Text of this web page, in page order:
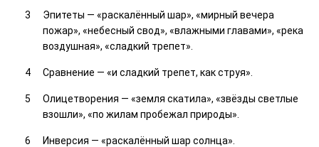
Эпитеты — «раскалённый шар», «мирный вечера
пожар», «небесный свод», «влажными главами», «река
воздушная», «сладкий трепет».
Сравнение — «и сладкий трепет, как струя».
Олицетворения — «земля скатила», «звёзды светлые
взошли», «по жилам пробежал природы».
Инверсия — «раскалённый шар солнца».